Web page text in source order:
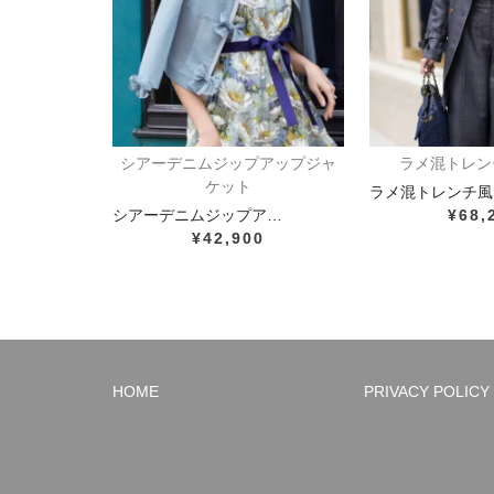
シアーデニムジップアップジャ
ケット
シアーデニムジップア…
¥42,900
ラメ混トレ
ラメ混トレンチ
HOME PRIVACY POLICY